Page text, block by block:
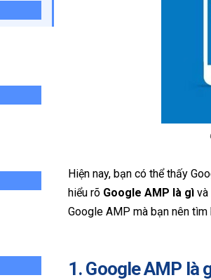
Hiện nay, bạn có thể thấy
hiểu rõ Google AMP là gì và
Google AMP mà bạn nên tìm
1. Google AMP là